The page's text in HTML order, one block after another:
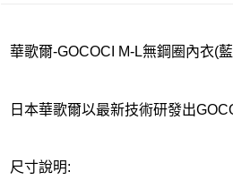
華歌爾-GOCOCI M-L無鋼圈內衣(
日本華歌爾以最新技術研發出
尺寸說明: